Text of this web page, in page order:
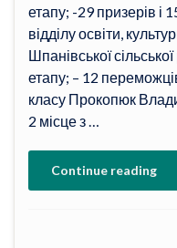
етапу; -29 призерів і
відділу освіти,
Шпанівської сільської
етапу; – 12
класу Прокопюк
2 місце з …
Continue reading